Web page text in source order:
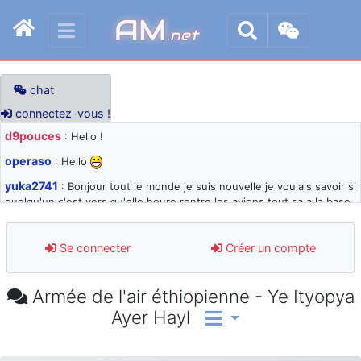
AM.net
chat
connectez-vous !
d9pouces : Hello !
operaso : Hello
yuka2741 : Bonjour tout le monde je suis nouvelle je voulais savoir si
quelqu'un c'est vers qu'elle heure rentre les avions tout sa a la base
d9pouces: désolé pour les quelques blocages du site ces derniers
jours : je teste des méthodes contre le spam et les bots trop nocifs
paxwax : Super, la nouvelle bannière
: je suis un avion@,._,+ > lesquels ? je ne suis pas sûr de
Se connecter Créer un compte
Armée de l'air éthiopienne - Ye Ityopya
Ayer Hayl